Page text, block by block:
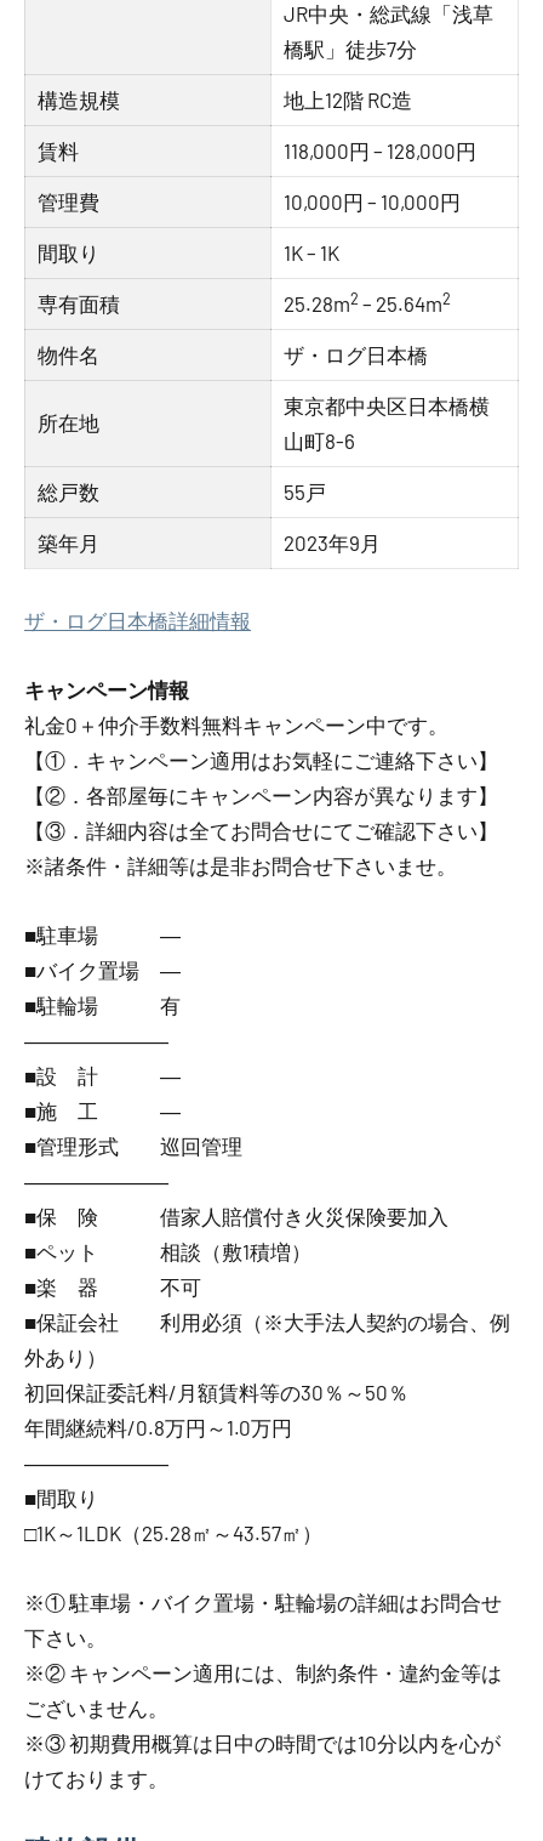
JR中央・総武線「浅草
橋駅」徒歩7分
構造規模 地上12階 RC造
賃料 118,000円 – 128,000円
管理費 10,000円 – 10,000円
間取り 1K – 1K
専有面積 25.28m2 – 25.64m2
物件名 ザ・ログ日本橋
所在地
東京都中央区日本橋横
山町8-6
総戸数 55戸
築年月 2023年9月
ザ・ログ日本橋詳細情報
キャンペーン情報
礼金0 ＋ 仲介手数料無料キャンペーン中です。
【①．キャンペーン適用はお気軽にご連絡下さい】
【②．各部屋毎にキャンペーン内容が異なります】
【③．詳細内容は全てお問合せにてご確認下さい】
※諸条件・詳細等は是非お問合せ下さいませ。
■駐車場 ―
■バイク置場 ―
■駐輪場 有
―――――――
■設 計 ―
■施 工 ―
■管理形式 巡回管理
―――――――
■保 険 借家人賠償付き火災保険要加入
■ペット 相談（敷1積増）
■楽 器 不可
■保証会社 利用必須（※大手法人契約の場合、例
外あり）
初回保証委託料/月額賃料等の30％～50％
年間継続料/0.8万円～1.0万円
―――――――
■間取り
□1K～1LDK（25.28㎡～43.57㎡）
※① 駐車場・バイク置場・駐輪場の詳細はお問合せ
下さい。
※② キャンペーン適用には、制約条件・違約金等は
ございません。
※③ 初期費用概算は日中の時間では10分以内を心が
けております。